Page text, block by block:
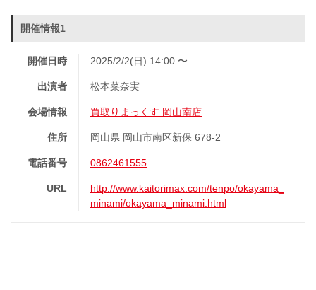
開催情報1
開催日時 2025/2/2(日) 14:00 〜
出演者 松本菜奈実
会場情報 買取りまっくす 岡山南店
住所 岡山県 岡山市南区新保 678-2
電話番号 0862461555
URL
http://www.kaitorimax.com/tenpo/okayama_
minami/okayama_minami.html